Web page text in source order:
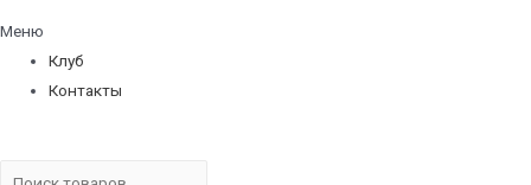
Меню
Клуб
Контакты